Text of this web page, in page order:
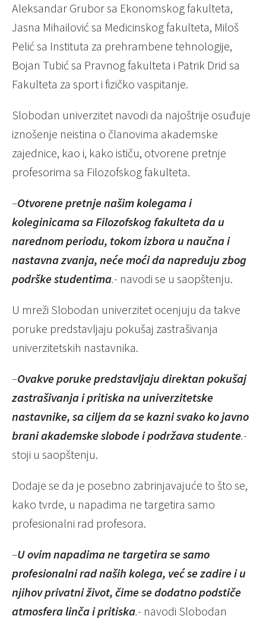
Aleksandar Grubor sa Ekonomskog fakulteta,
Jasna Mihailović sa Medicinskog fakulteta, Miloš
Pelić sa Instituta za prehrambene tehnologije,
Bojan Tubić sa Pravnog fakulteta i Patrik Drid sa
Fakulteta za sport i fizičko vaspitanje.
Slobodan univerzitet navodi da najoštrije osuđuje
iznošenje neistina o članovima akademske
zajednice, kao i, kako ističu, otvorene pretnje
profesorima sa Filozofskog fakulteta.
–Otvorene pretnje našim kolegama i
koleginicama sa Filozofskog fakulteta da u
narednom periodu, tokom izbora u naučna i
nastavna zvanja, neće moći da napreduju zbog
podrške studentima.- navodi se u saopštenju.
U mreži Slobodan univerzitet ocenjuju da takve
poruke predstavljaju pokušaj zastrašivanja
univerzitetskih nastavnika.
–Ovakve poruke predstavljaju direktan pokušaj
zastrašivanja i pritiska na univerzitetske
nastavnike, sa ciljem da se kazni svako ko javno
brani akademske slobode i podržava studente.-
stoji u saopštenju.
Dodaje se da je posebno zabrinjavajuće to što se,
kako tvrde, u napadima ne targetira samo
profesionalni rad profesora.
–U ovim napadima ne targetira se samo
profesionalni rad naših kolega, već se zadire i u
njihov privatni život, čime se dodatno podstiče
atmosfera linča i pritiska.- navodi Slobodan